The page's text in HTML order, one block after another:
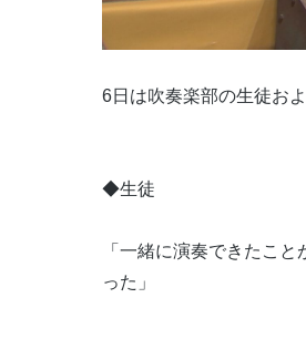
6日は吹奏楽部の生徒お
◆生徒
「一緒に演奏できたこ
った」